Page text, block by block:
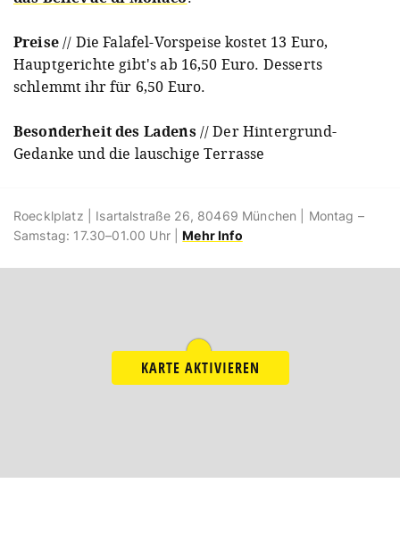
Preise// Die Falafel-Vorspeise kostet 13 Euro,
Hauptgerichte gibt's ab 16,50 Euro. Desserts
schlemmt ihr für 6,50 Euro.
Besonderheit des Ladens // Der Hintergrund-
Gedanke und die lauschige Terrasse
Roecklplatz | Isartalstraße 26, 80469 München | Montag –
Samstag: 17.30–01.00 Uhr |Mehr Info
KARTE AKTIVIEREN